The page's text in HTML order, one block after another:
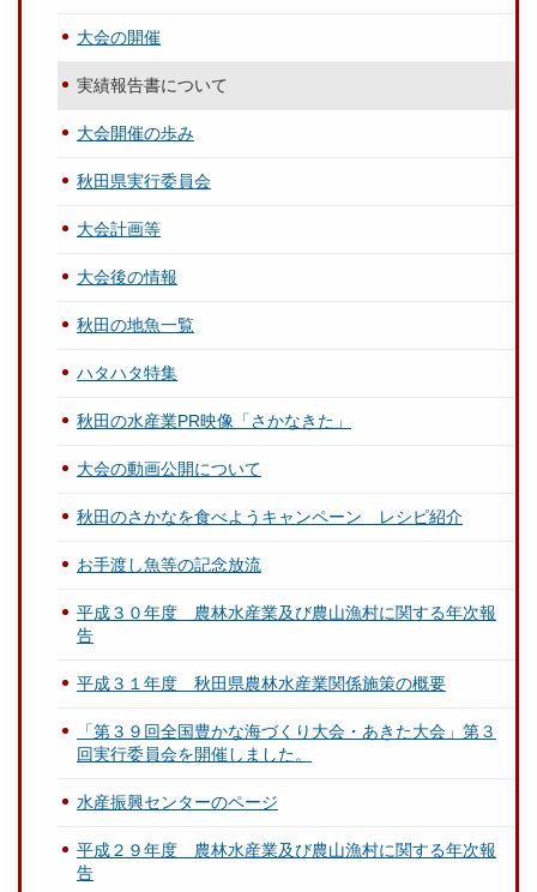
大会の開催
実績報告書について
大会開催の歩み
秋田県実行委員会
大会計画等
大会後の情報
秋田の地魚一覧
ハタハタ特集
秋田の水産業PR映像「さかなきた」
大会の動画公開について
秋田のさかなを食べようキャンペーン レシピ紹介
お手渡し魚等の記念放流
平成３０年度 農林水産業及び農山漁村に関する年次報
告
平成３１年度 秋田県農林水産業関係施策の概要
「第３９回全国豊かな海づくり大会・あきた大会」第３
回実行委員会を開催しました。
水産振興センターのページ
平成２９年度 農林水産業及び農山漁村に関する年次報
告